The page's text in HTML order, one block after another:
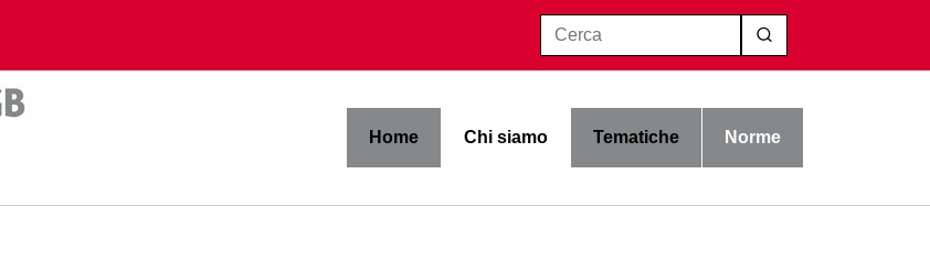
Cerca
Home Chi siamo Tematiche Norme